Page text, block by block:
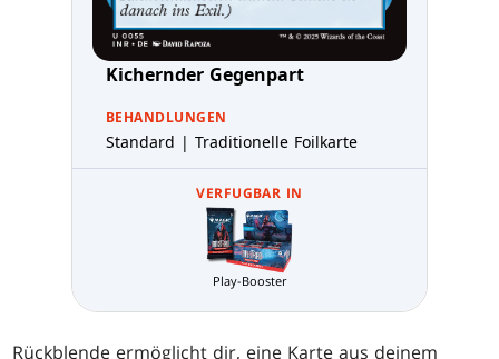
Kichernder Gegenpart
BEHANDLUNGEN
Standard | Traditionelle Foilkarte
VERFUGBAR IN
Play-Booster
Rückblende ermöglicht dir, eine Karte aus deinem